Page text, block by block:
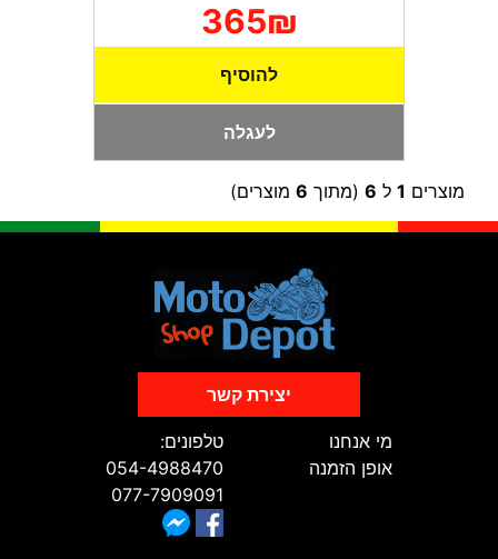
365₪
להוסיף
לעגלה
מוצרים 1 ל 6 (מתוך 6 מוצרים)
מי אנחנו
אופן הזמנה
טלפונים:
054-4988470
077-7909091
יצירת קשר